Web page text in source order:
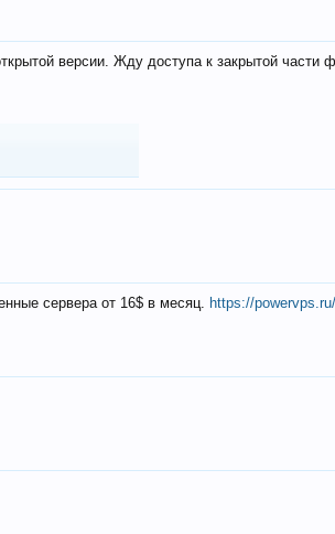
версии. Жду доступа к закрытой части
сервера от 16$ в месяц. https://powervps.ru/